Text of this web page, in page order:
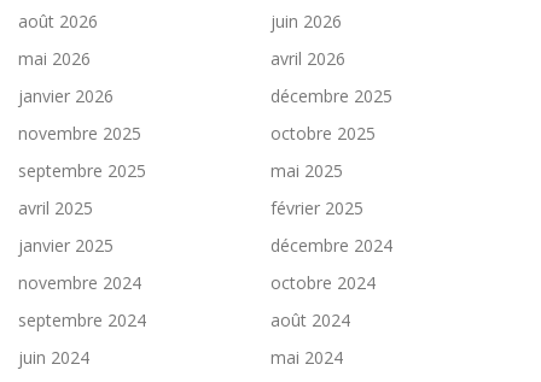
août 2026
juin 2026
mai 2026
avril 2026
janvier 2026
décembre 2025
novembre 2025
octobre 2025
septembre 2025
mai 2025
avril 2025
février 2025
janvier 2025
décembre 2024
novembre 2024
octobre 2024
septembre 2024
août 2024
juin 2024
mai 2024